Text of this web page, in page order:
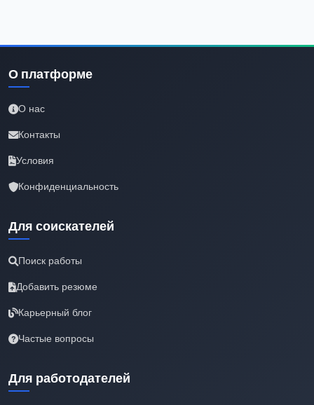
О платформе
О нас
Контакты
Условия
Конфиденциальность
Для соискателей
Поиск работы
Добавить резюме
Карьерный блог
Частые вопросы
Для работодателей